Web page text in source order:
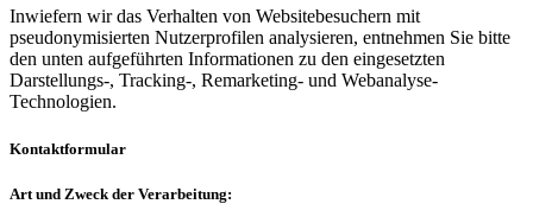
Inwiefern wir das Verhalten von Websitebesuchern mit
pseudonymisierten Nutzerprofilen analysieren, entnehmen Sie bitte
den unten aufgeführten Informationen zu den eingesetzten
Darstellungs-, Tracking-, Remarketing- und Webanalyse-
Technologien.
Kontaktformular
Art und Zweck der Verarbeitung: